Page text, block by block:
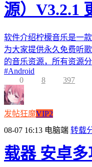
源）V3.2.1
软件介绍柠檬音乐是一
为大家提供永久免费听
的音乐资源，所有资源
#Android
0
8 397
发帖狂魔VIP2
08-07 16:13 电脑端 转载
载器 安卓